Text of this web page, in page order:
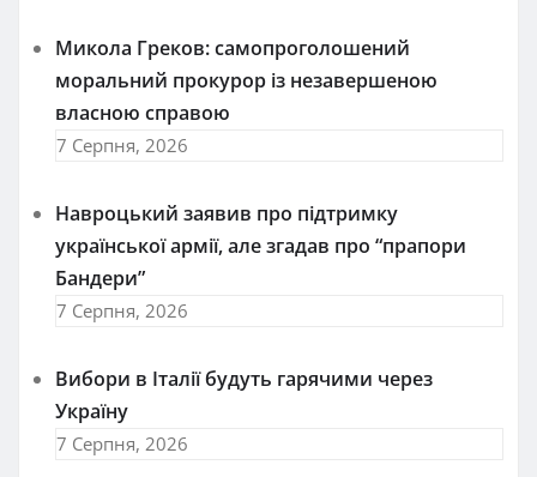
Микола Греков: самопроголошений
моральний прокурор із незавершеною
власною справою
7 Серпня, 2026
Навроцький заявив про підтримку
української армії, але згадав про “прапори
Бандери”
7 Серпня, 2026
Вибори в Італії будуть гарячими через
Україну
7 Серпня, 2026